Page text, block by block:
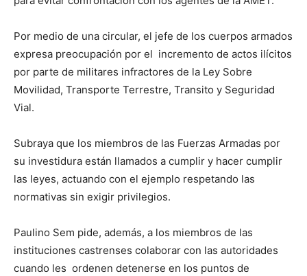
Por medio de una circular, el jefe de los cuerpos armados
expresa preocupación por el incremento de actos ilícitos
por parte de militares infractores de la Ley Sobre
Movilidad, Transporte Terrestre, Transito y Seguridad
Vial.
Subraya que los miembros de las Fuerzas Armadas por
su investidura están llamados a cumplir y hacer cumplir
las leyes, actuando con el ejemplo respetando las
normativas sin exigir privilegios.
Paulino Sem pide, además, a los miembros de las
instituciones castrenses colaborar con las autoridades
cuando les ordenen detenerse en los puntos de